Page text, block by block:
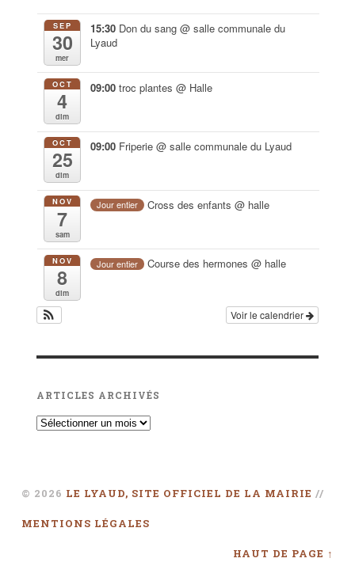
SEP
30
mer
15:30 Don du sang@ salle communale du
Lyaud
OCT
4
dim
09:00troc plantes@ Halle
OCT
25
dim
09:00 Friperie@ salle communale du Lyaud
NOV
7
sam
Jour entier Cross des enfants @ halle
NOV
8
dim
Jour entier Course des hermones @ halle
Voir le calendrier
ARTICLES ARCHIVÉS
© 2026 LE LYAUD, SITE OFFICIEL DE LA MAIRIE //
MENTIONS LÉGALES
HAUT DE PAGE ↑